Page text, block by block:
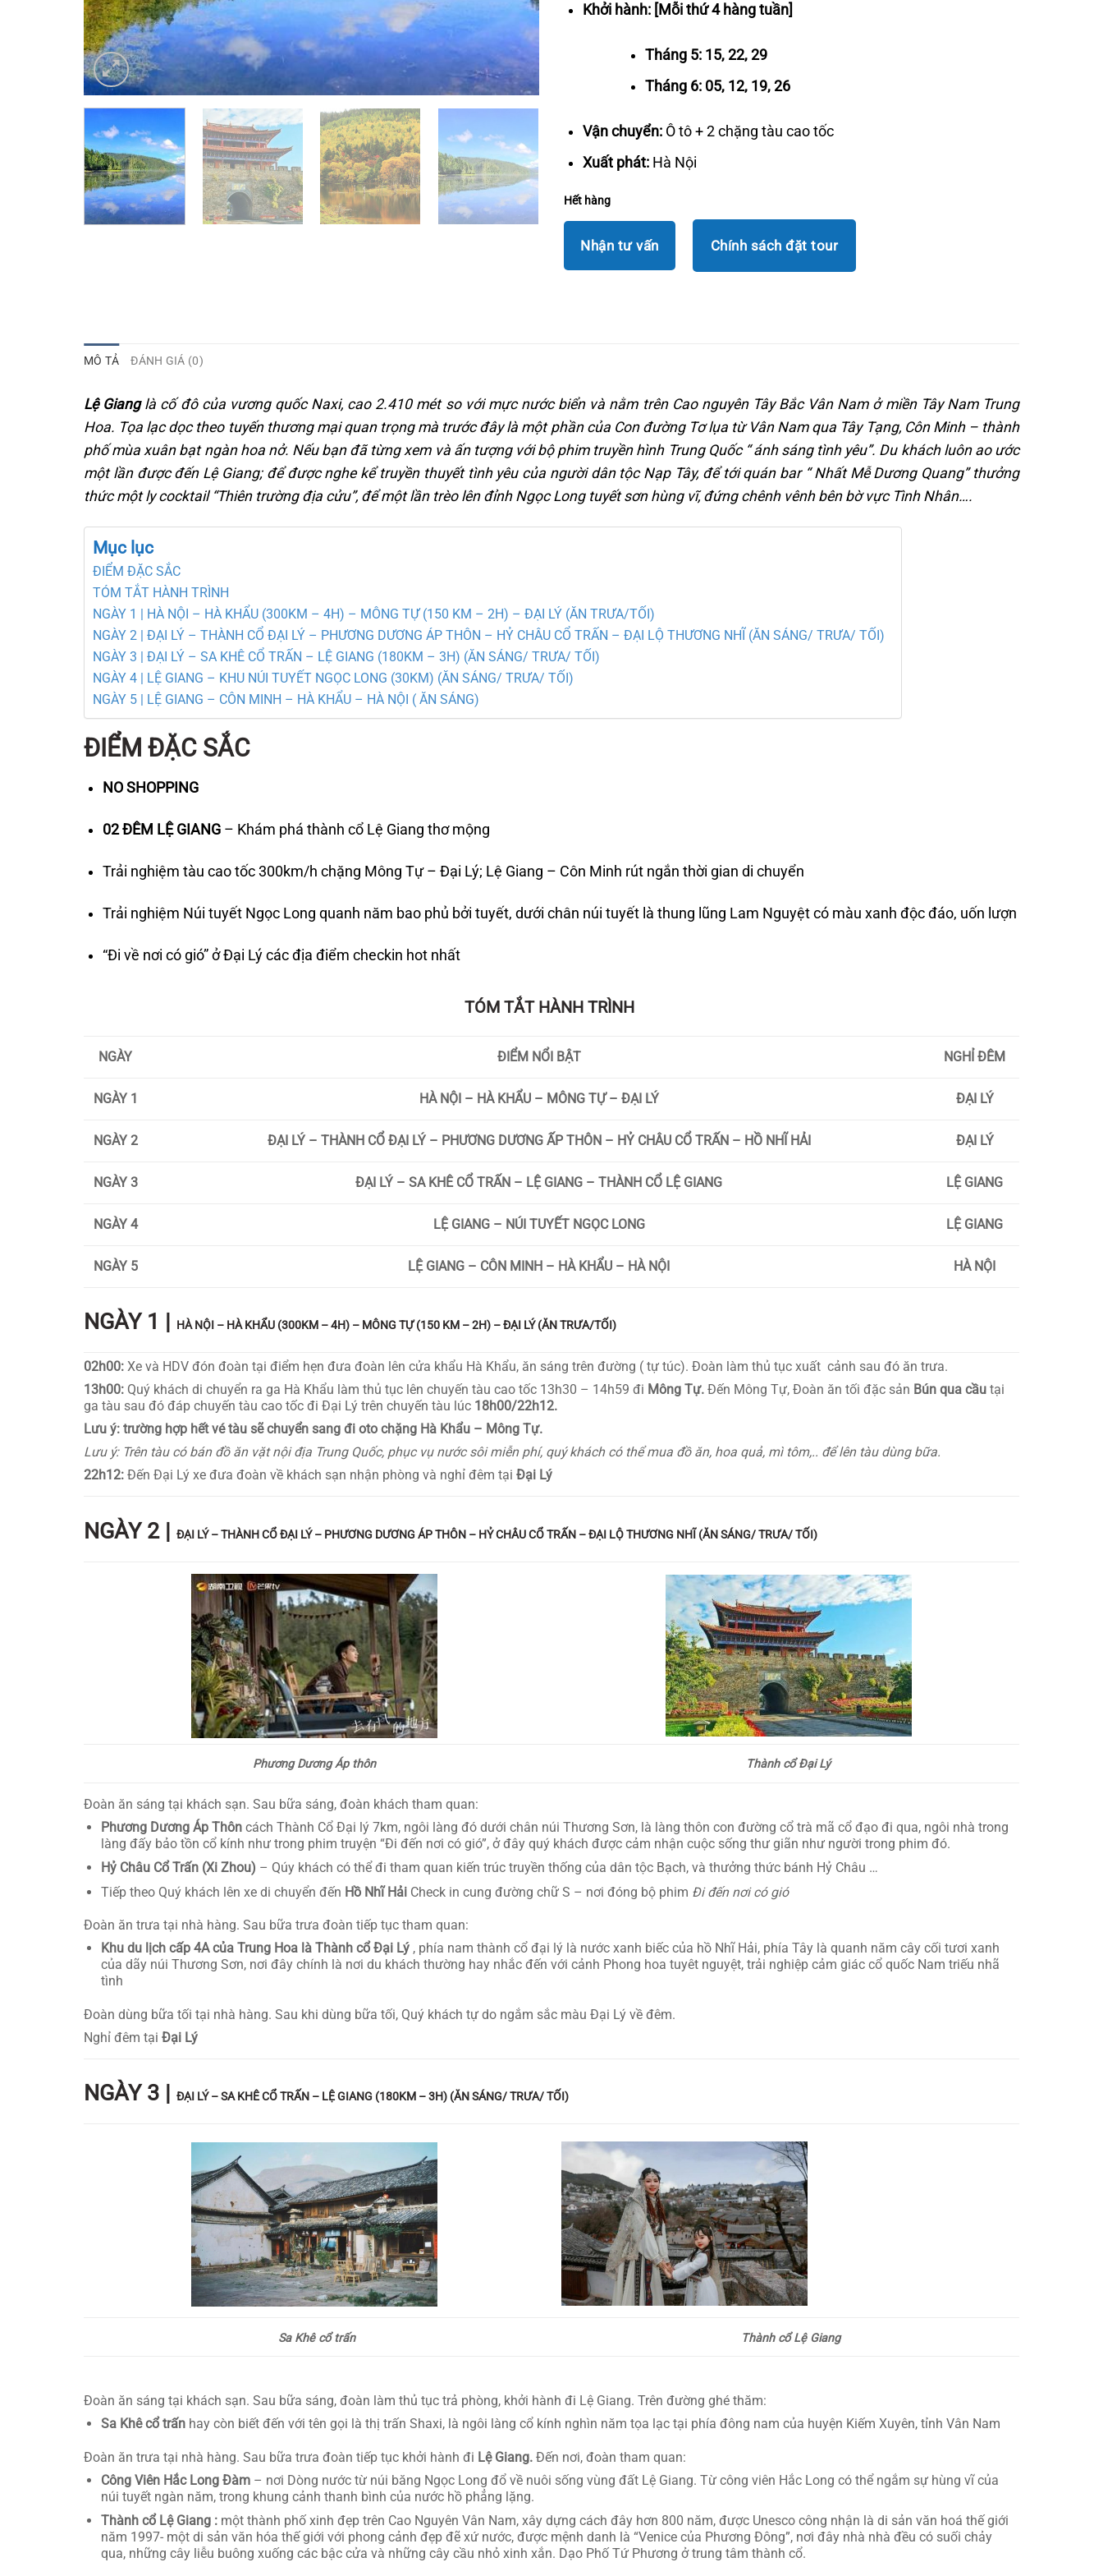
12.500.000 ₫.
là:
Khởi hành: [Mỗi thứ 4 hàng tuần]
Tháng 5: 15, 22, 29
Tháng 6: 05, 12, 19, 26
Vận chuyển:Ô tô + 2 chặng tàu cao tốc
Xuất phát: Hà Nội
Hết hàng
Nhận tư vấn Chính sách đặt tour
MÔ TẢ ĐÁNH GIÁ (0)
Lệ Giang là cố đô của vương quốc Naxi, cao 2.410 mét so với mực nước biển và nằm trên Cao nguyên Tây Bắc Vân Nam ở miền Tây Nam Trung
Hoa. Tọa lạc dọc theo tuyến thương mại quan trọng mà trước đây là một phần của Con đường Tơ lụa từ Vân Nam qua Tây Tạng, Côn Minh – thành
phố mùa xuân bạt ngàn hoa nở. Nếu bạn đã từng xem và ấn tượng với bộ phim truyền hình Trung Quốc “ ánh sáng tình yêu”. Du khách luôn ao ước
một lần được đến Lệ Giang; để được nghe kể truyền thuyết tình yêu của người dân tộc Nạp Tây, để tới quán bar “ Nhất Mễ Dương Quang” thưởng
thức một ly cocktail “Thiên trường địa cửu”, để một lần trèo lên đỉnh Ngọc Long tuyết sơn hùng vĩ, đứng chênh vênh bên bờ vực Tình Nhân….
Mục lục
ĐIỂM ĐẶC SẮC
TÓM TẮT HÀNH TRÌNH
NGÀY 1 | HÀ NỘI – HÀ KHẨU (300KM – 4H) – MÔNG TỰ (150 KM – 2H) – ĐẠI LÝ (ĂN TRƯA/TỐI)
NGÀY 2 | ĐẠI LÝ – THÀNH CỔ ĐẠI LÝ – PHƯƠNG DƯƠNG ÁP THÔN – HỶ CHÂU CỔ TRẤN – ĐẠI LỘ THƯƠNG NHĨ (ĂN SÁNG/ TRƯA/ TỐI)
NGÀY 3 | ĐẠI LÝ – SA KHÊ CỔ TRẤN – LỆ GIANG (180KM – 3H) (ĂN SÁNG/ TRƯA/ TỐI)
NGÀY 4 | LỆ GIANG – KHU NÚI TUYẾT NGỌC LONG (30KM) (ĂN SÁNG/ TRƯA/ TỐI)
NGÀY 5 | LỆ GIANG – CÔN MINH – HÀ KHẨU – HÀ NỘI ( ĂN SÁNG)
ĐIỂM ĐẶC SẮC
NO SHOPPING
02 ĐÊM LỆ GIANG– Khám phá thành cổ Lệ Giang thơ mộng
Trải nghiệm tàu cao tốc 300km/h chặng Mông Tự – Đại Lý; Lệ Giang – Côn Minh rút ngắn thời gian di chuyển
Trải nghiệm Núi tuyết Ngọc Long quanh năm bao phủ bởi tuyết, dưới chân núi tuyết là thung lũng Lam Nguyệt có màu xanh độc đáo, uốn lượn
“Đi về nơi có gió” ở Đại Lý các địa điểm checkin hot nhất
TÓM TẮT HÀNH TRÌNH
NGÀY ĐIỂM NỔI BẬT NGHỈ ĐÊM
NGÀY 1 HÀ NỘI – HÀ KHẨU – MÔNG TỰ – ĐẠI LÝ ĐẠI LÝ
NGÀY 2 ĐẠI LÝ – THÀNH CỔ ĐẠI LÝ – PHƯƠNG DƯƠNG ẤP THÔN – HỶ CHÂU CỔ TRẤN – HỒ NHĨ HẢI ĐẠI LÝ
NGÀY 3 ĐẠI LÝ – SA KHÊ CỔ TRẤN – LỆ GIANG – THÀNH CỔ LỆ GIANG LỆ GIANG
NGÀY 4 LỆ GIANG – NÚI TUYẾT NGỌC LONG LỆ GIANG
NGÀY 5 LỆ GIANG – CÔN MINH – HÀ KHẨU – HÀ NỘI HÀ NỘI
NGÀY 1 | HÀ NỘI – HÀ KHẨU (300KM – 4H) – MÔNG TỰ (150 KM – 2H) – ĐẠI LÝ (ĂN TRƯA/TỐI)
02h00: Xe và HDV đón đoàn tại điểm hẹn đưa đoàn lên cửa khẩu Hà Khẩu, ăn sáng trên đường ( tự túc). Đoàn làm thủ tục xuất cảnh sau đó ăn trưa.
13h00: Quý khách di chuyển ra ga Hà Khẩu làm thủ tục lên chuyến tàu cao tốc 13h30 – 14h59 đi Mông Tự. Đến Mông Tự, Đoàn ăn tối đặc sản Bún qua cầu tại
ga tàu sau đó đáp chuyến tàu cao tốc đi Đại Lý trên chuyến tàu lúc 18h00/22h12.
Lưu ý: trường hợp hết vé tàu sẽ chuyển sang đi oto chặng Hà Khẩu – Mông Tự.
Lưu ý: Trên tàu có bán đồ ăn vặt nội địa Trung Quốc, phục vụ nước sôi miễn phí, quý khách có thể mua đồ ăn, hoa quả, mì tôm,.. để lên tàu dùng bữa.
22h12: Đến Đại Lý xe đưa đoàn về khách sạn nhận phòng và nghỉ đêm tại Đại Lý
NGÀY 2 | ĐẠI LÝ – THÀNH CỔ ĐẠI LÝ – PHƯƠNG DƯƠNG ÁP THÔN – HỶ CHÂU CỔ TRẤN – ĐẠI LỘ THƯƠNG NHĨ (ĂN SÁNG/ TRƯA/ TỐI)
Phương Dương Áp thôn Thành cổ Đại Lý
Đoàn ăn sáng tại khách sạn. Sau bữa sáng, đoàn khách tham quan:
Phương Dương Áp Thôncách Thành Cổ Đại lý 7km, ngôi làng đó dưới chân núi Thương Sơn, là làng thôn con đường cổ trà mã cổ đạo đi qua, ngôi nhà trong
làng đấy bảo tồn cổ kính như trong phim truyện “Đi đến nơi có gió”, ở đây quý khách được cảm nhận cuộc sống thư giãn như người trong phim đó.
Hỷ Châu Cổ Trấn (Xi Zhou) – Qúy khách có thể đi tham quan kiến trúc truyền thống của dân tộc Bạch, và thưởng thức bánh Hỷ Châu …
Tiếp theo Quý khách lên xe di chuyển đến Hồ Nhĩ Hải Check in cung đường chữ S – nơi đóng bộ phim Đi đến nơi có gió
Đoàn ăn trưa tại nhà hàng. Sau bữa trưa đoàn tiếp tục tham quan:
Khu du lịch cấp 4A của Trung Hoa là Thành cổ Đại Lý, phía nam thành cổ đại lý là nước xanh biếc của hồ Nhĩ Hải, phía Tây là quanh năm cây cối tươi xanh
của dãy núi Thương Sơn, nơi đây chính là nơi du khách thường hay nhắc đến với cảnh Phong hoa tuyêt nguyệt, trải nghiệp cảm giác cổ quốc Nam triếu nhã
tình
Đoàn dùng bữa tối tại nhà hàng. Sau khi dùng bữa tối, Quý khách tự do ngắm sắc màu Đại Lý về đêm.
Nghỉ đêm tại Đại Lý
NGÀY 3 | ĐẠI LÝ – SA KHÊ CỔ TRẤN – LỆ GIANG (180KM – 3H) (ĂN SÁNG/ TRƯA/ TỐI)
Sa Khê cổ trấn Thành cổ Lệ Giang
Đoàn ăn sáng tại khách sạn. Sau bữa sáng, đoàn làm thủ tục trả phòng, khởi hành đi Lệ Giang. Trên đường ghé thăm:
Sa Khê cổ trấnhay còn biết đến với tên gọi là thị trấn Shaxi, là ngôi làng cổ kính nghìn năm tọa lạc tại phía đông nam của huyện Kiếm Xuyên, tỉnh Vân Nam
Đoàn ăn trưa tại nhà hàng. Sau bữa trưa đoàn tiếp tục khởi hành đi Lệ Giang. Đến nơi, đoàn tham quan:
Công Viên Hắc Long Đàm– nơi Dòng nước từ núi băng Ngọc Long đổ về nuôi sống vùng đất Lệ Giang. Từ công viên Hắc Long có thể ngắm sự hùng vĩ của
núi tuyết ngàn năm, trong khung cảnh thanh bình của nước hồ phẳng lặng.
Thành cổ Lệ Giang : một thành phố xinh đẹp trên Cao Nguyên Vân Nam, xây dựng cách đây hơn 800 năm, được Unesco công nhận là di sản văn hoá thế giới
năm 1997- một di sản văn hóa thế giới với phong cảnh đẹp đẽ xứ nước, được mệnh danh là “Venice của Phương Đông”, nơi đây nhà nhà đều có suối chảy
qua, những cây liễu buông xuống các bậc cửa và những cây cầu nhỏ xinh xắn. Dạo Phố Tứ Phương ở trung tâm thành cổ.